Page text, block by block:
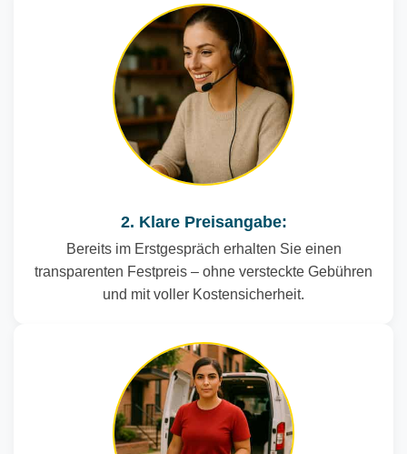
2. Klare Preisangabe:
Bereits im Erstgespräch erhalten Sie einen
transparenten Festpreis – ohne versteckte Gebühren
und mit voller Kostensicherheit.